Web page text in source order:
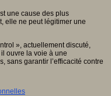
une cause des plus
elle ne peut légitimer une
», actuellement discuté,
ouvre la voie à une
sans garantir l’efficacité contre